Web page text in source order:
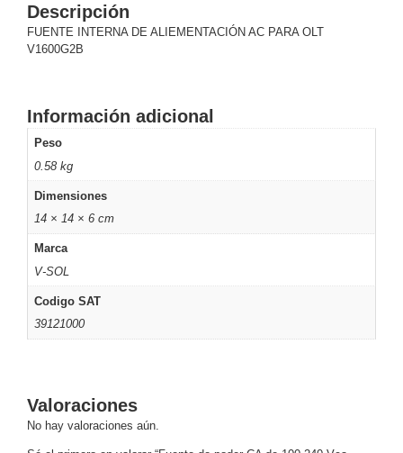
ElectricidadRG59
Tipo
CaPTelefónico
Cámaras
IP y NVRs
Salinos
(Anticorrosión)
y
Decodificadores
VideoCuboDomo
/ Eyeball /
Turret
Network
Video
Descripción
FUENTE INTERNA DE ALIEMENTACIÓN AC PARA OLT
V1600G2B
Información adicional
Peso
0.58 kg
Dimensiones
14 × 14 × 6 cm
Marca
V-SOL
Codigo SAT
39121000
Valoraciones
No hay valoraciones aún.